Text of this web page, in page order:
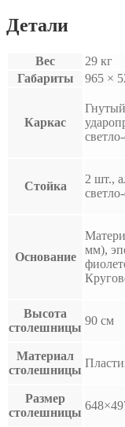
Детали
Вес
29 кг
Габариты
965 ×
Каркас
Стойка
2 шт.,
Основание
мм),
Высота
столешницы
90 см
Материал
столешницы
Размер
столешницы